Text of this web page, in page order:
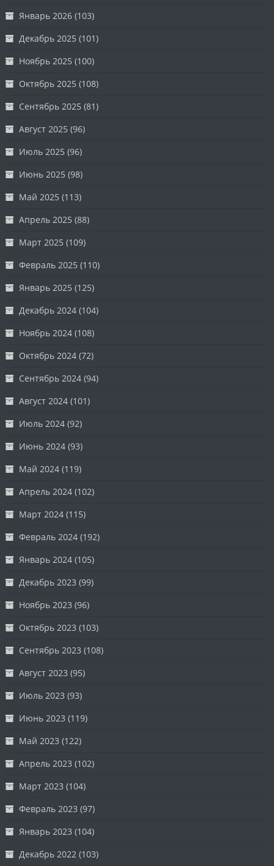
Январь 2026 (103)
Декабрь 2025 (101)
Ноябрь 2025 (100)
Октябрь 2025 (108)
Сентябрь 2025 (81)
Август 2025 (96)
Июль 2025 (96)
Июнь 2025 (98)
Май 2025 (113)
Апрель 2025 (88)
Март 2025 (109)
Февраль 2025 (110)
Январь 2025 (125)
Декабрь 2024 (104)
Ноябрь 2024 (108)
Октябрь 2024 (72)
Сентябрь 2024 (94)
Август 2024 (101)
Июль 2024 (92)
Июнь 2024 (93)
Май 2024 (119)
Апрель 2024 (102)
Март 2024 (115)
Февраль 2024 (192)
Январь 2024 (105)
Декабрь 2023 (99)
Ноябрь 2023 (96)
Октябрь 2023 (103)
Сентябрь 2023 (108)
Август 2023 (95)
Июль 2023 (93)
Июнь 2023 (119)
Май 2023 (122)
Апрель 2023 (102)
Март 2023 (104)
Февраль 2023 (97)
Январь 2023 (104)
Декабрь 2022 (103)